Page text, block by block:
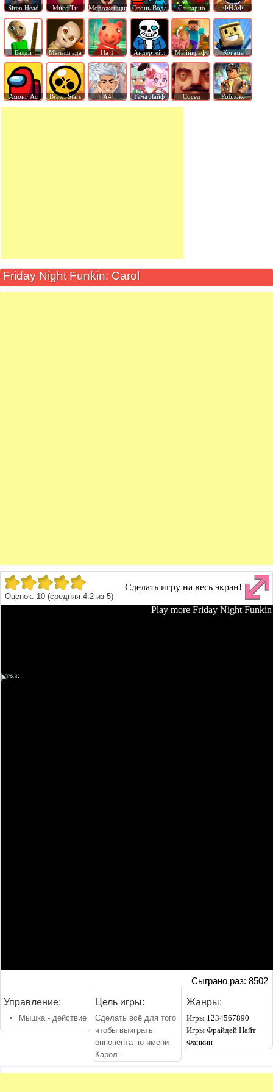
Siren Head Мисс Ти Мороженщик Огонь Вода Слизарио ФНАФ
Балди Малыш ада На 1 Андертейл Майнкрафт Когама
Амонг Ас Brawl Stars А4 Гача Лайф Сосед Роблокс
Friday Night Funkin: Carol
Оценок: 10 (средняя 4.2 из 5)
Сделать игру на весь экран!
Сыграно раз: 8502
Управление:
Мышка - действие
Цель игры:
Сделать всё для того
чтобы выиграть
оппонента по имени
Карол.
Жанры:
Игры 1234567890
Игры Фрайдей Найт
Фанкин